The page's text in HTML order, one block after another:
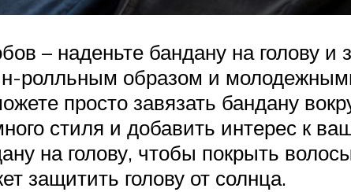
– наденьте бандану на голову и
н-ролльным образом и
просто завязать бандану
стиля и добавить интерес к
на голову, чтобы покрыть
защитить голову от солнца.